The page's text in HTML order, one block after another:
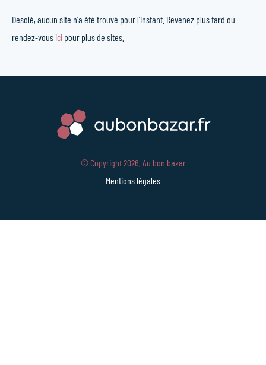
Desolé, aucun site n'a été trouvé pour l'instant. Revenez plus tard ou
rendez-vous ici pour plus de sites.
© Copyright 2026, Au bon bazar
Mentions légales